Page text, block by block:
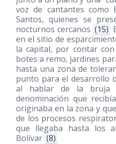
voz de cantantes como
Santos, quienes se
nocturnos cercanos (15)
en el sitio de
la capital, por contar
botes a remo, jardines
hasta una zona de
punto para el desarrollo
al hablar de la bruja
denominación que
originaba en la zona y
de los procesos
que llegaba hasta los
Bolívar (8)